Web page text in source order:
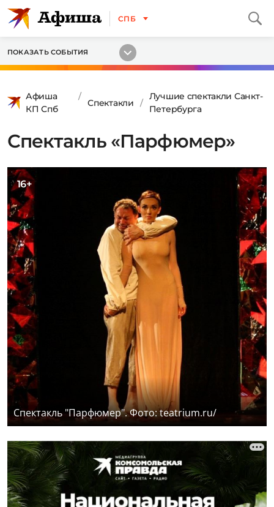
СПБ
ПОКАЗАТЬ СОБЫТИЯ
Афиша
КП Спб
Спектакли
Лучшие спектакли Санкт-
Петербурга
Спектакль «Парфюмер»
16+
Спектакль "Парфюмер". Фото: teatrium.ru/